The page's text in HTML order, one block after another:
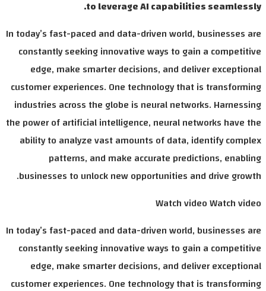
to leverage AI
In today’s fast-paced and data-driven
constantly seeking innovative ways
edge, make smarter decisions,
customer experiences. One technology
industries across the globe is neural
the power of artificial intelligence,
ability to analyze vast amounts of
patterns, and make accurate
businesses to unlock new
In today’s fast-paced and data-driven
constantly seeking innovative ways
edge, make smarter decisions,
customer experiences. One technology